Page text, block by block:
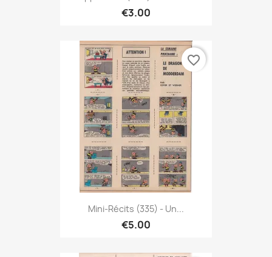
€3.00
Mini-Récits (335) - Un...
€5.00
favorite_border